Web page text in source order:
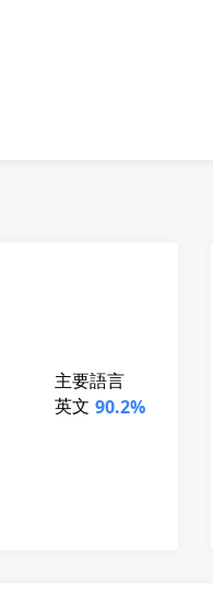
主要語言
英文 90.2%